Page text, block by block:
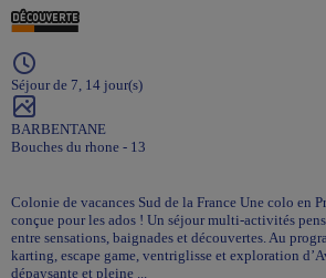
Séjour de 7, 14 jour(s)
BARBENTANE
Bouches du rhone - 13
Colonie de vacances Sud de la France Une colo en
conçue pour les ados ! Un séjour multi-activités
entre sensations, baignades et découvertes. Au
karting, escape game, ventriglisse et exploration
dépaysante et pleine ...